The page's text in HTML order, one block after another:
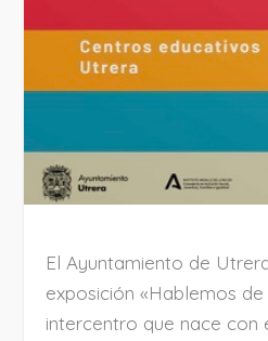
El Ayuntamiento de
exposición «Hablemos de
intercentro que nace con